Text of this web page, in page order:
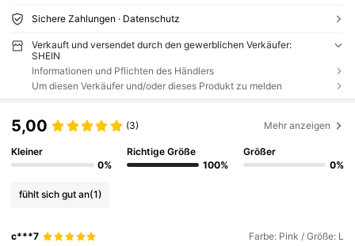
Sichere Zahlungen · Datenschutz
Verkauft und versendet durch den gewerblichen Verkäufer:
SHEIN
Informationen und Pflichten des Händlers
Um diesen Verkäufer und/oder dieses Produkt zu melden
5,00 (3) Mehr anzeigen
Kleiner
0%
Richtige Größe
100%
Größer
0%
fühlt sich gut an(1)
c***7 Farbe: Pink / Größe: L